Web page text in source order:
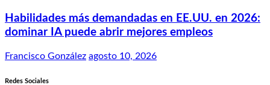
Habilidades más demandadas en EE.UU. en 2026:
dominar IA puede abrir mejores empleos
Francisco González agosto 10, 2026
Redes Sociales